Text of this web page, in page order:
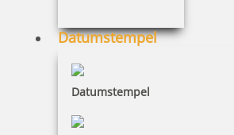
Datumstempel
Datumstempel